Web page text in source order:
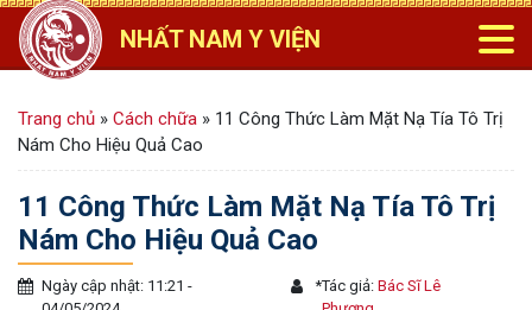
NHẤT NAM Y VIỆN
Trang chủ » Cách chữa » 11 Công Thức Làm Mặt Nạ Tía Tô Trị
Nám Cho Hiệu Quả Cao
11 Công Thức Làm Mặt Nạ Tía Tô Trị
Nám Cho Hiệu Quả Cao
Ngày cập nhật: 11:21 -
*Tác giả:Bác Sĩ Lê